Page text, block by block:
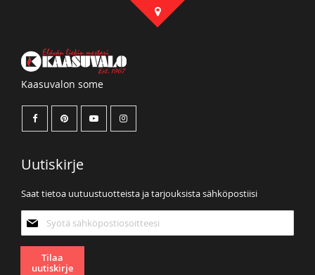
Kaasuvalon some
Uutiskirje
Saat tietoa uutuustuotteista ja tarjouksista sähköpostiisi
uutiskirjeemme:
Tilaa
uutiskirje